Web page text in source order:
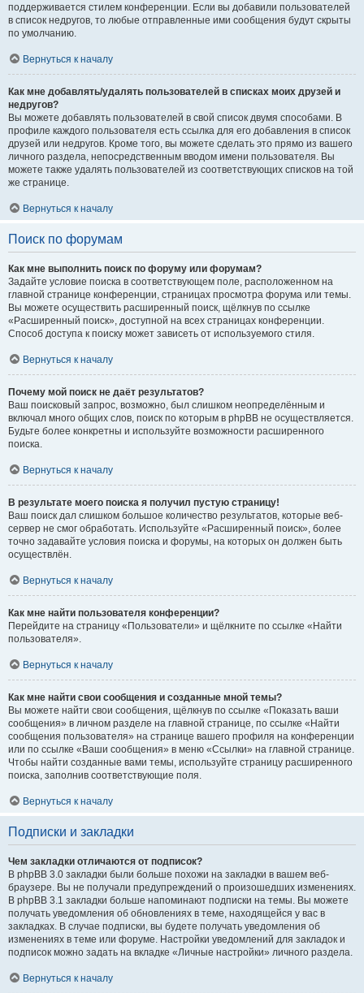
поддерживается стилем конференции. Если вы добавили пользователей
в список недругов, то любые отправленные ими сообщения будут скрыты
по умолчанию.
Вернуться к началу
Как мне добавлять/удалять пользователей в списках моих друзей и
недругов?
Вы можете добавлять пользователей в свой список двумя способами. В
профиле каждого пользователя есть ссылка для его добавления в список
друзей или недругов. Кроме того, вы можете сделать это прямо из вашего
личного раздела, непосредственным вводом имени пользователя. Вы
можете также удалять пользователей из соответствующих списков на той
же странице.
Вернуться к началу
Поиск по форумам
Как мне выполнить поиск по форуму или форумам?
Задайте условие поиска в соответствующем поле, расположенном на
главной странице конференции, страницах просмотра форума или темы.
Вы можете осуществить расширенный поиск, щёлкнув по ссылке
«Расширенный поиск», доступной на всех страницах конференции.
Способ доступа к поиску может зависеть от используемого стиля.
Вернуться к началу
Почему мой поиск не даёт результатов?
Ваш поисковый запрос, возможно, был слишком неопределённым и
включал много общих слов, поиск по которым в phpBB не осуществляется.
Будьте более конкретны и используйте возможности расширенного
поиска.
Вернуться к началу
В результате моего поиска я получил пустую страницу!
Ваш поиск дал слишком большое количество результатов, которые веб-
сервер не смог обработать. Используйте «Расширенный поиск», более
точно задавайте условия поиска и форумы, на которых он должен быть
осуществлён.
Вернуться к началу
Как мне найти пользователя конференции?
Перейдите на страницу «Пользователи» и щёлкните по ссылке «Найти
пользователя».
Вернуться к началу
Как мне найти свои сообщения и созданные мной темы?
Вы можете найти свои сообщения, щёлкнув по ссылке «Показать ваши
сообщения» в личном разделе на главной странице, по ссылке «Найти
сообщения пользователя» на странице вашего профиля на конференции
или по ссылке «Ваши сообщения» в меню «Ссылки» на главной странице.
Чтобы найти созданные вами темы, используйте страницу расширенного
поиска, заполнив соответствующие поля.
Вернуться к началу
Подписки и закладки
Чем закладки отличаются от подписок?
В phpBB 3.0 закладки были больше похожи на закладки в вашем веб-
браузере. Вы не получали предупреждений о произошедших изменениях.
В phpBB 3.1 закладки больше напоминают подписки на темы. Вы можете
получать уведомления об обновлениях в теме, находящейся у вас в
закладках. В случае подписки, вы будете получать уведомления об
изменениях в теме или форуме. Настройки уведомлений для закладок и
подписок можно задать на вкладке «Личные настройки» личного раздела.
Вернуться к началу